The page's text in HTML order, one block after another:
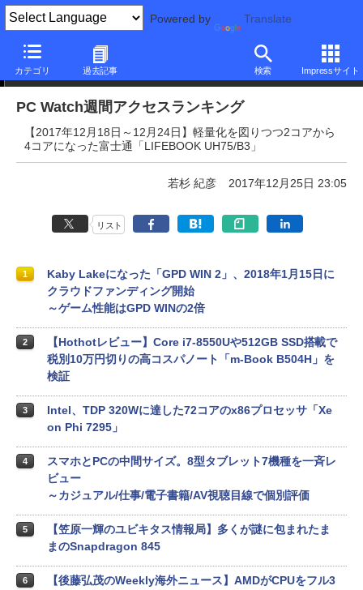
Powered by Translate
カテゴリ 過去記事 検索 Impressサイト
PC Watch週間アクセスランキング
PC Watch週間アクセスランキング
【2017年12月18日～12月24日】軽量化を図りつつ2コアから
4コアになった富士通「LIFEBOOK UH75/B3」
若杉 紀彦 2017年12月25日 23:05
リスト
1
Kaby Lakeになった「GPD WIN 2」、2018年1月15日に
クラウドファンディング開始
～ゲーム性能はGPD WINの2倍
2
【Hothotレビュー】Core i7-8550Uや512GB SSD搭載で
税別10万円切りの高コスパノート「m-Book B504H」を
検証
3
Intel、TDP 320Wに達した72コアのx86プロセッサ「Xe
on Phi 7295」
4
スマホとPCの中間サイズ。8型タブレット7機種を一斉レ
ビュー
～カジュアル/仕事/電子書籍/AV視聴目線で個別評価
5
【笠原一輝のユビキタス情報局】多くが謎に包まれたま
まのSnapdragon 845
6
【後藤弘茂のWeekly海外ニュース】AMDがCPUをフル3